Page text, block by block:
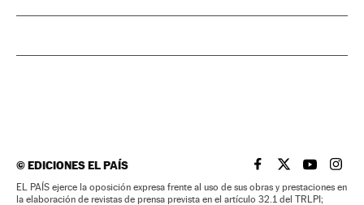
©EDICIONES EL PAÍS EL PAÍS BRASIL EN
EL PAÍSEL PAÍS
EL
EL PAÍS ejerce la oposición expresa frente al uso de sus obras y prestaciones en
la elaboración de revistas de prensa prevista en el artículo 32.1 del TRLPI;